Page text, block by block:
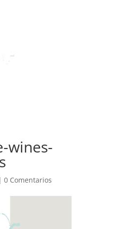
wines-
|0 Comentarios